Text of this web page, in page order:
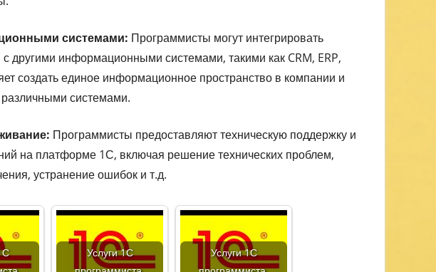
системами: Программисты могут интегрировать
другими информационными системами, такими как CRM, ERP,
создать единое информационное пространство в компании и
системами.
Программисты предоставляют техническую поддержку и
на платформе 1С, включая решение технических проблем,
устранение ошибок и т.д.
Услуги 1С
Услуги 1С